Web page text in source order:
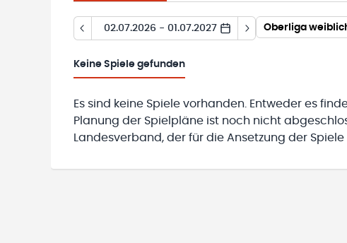
02.07.2026 - 01.07.2027 Oberliga
Keine Spiele gefunden
Es sind keine Spiele vorhanden. Entweder es
Planung der Spielpläne ist noch nicht
Landesverband, der für die Ansetzung der Spiele